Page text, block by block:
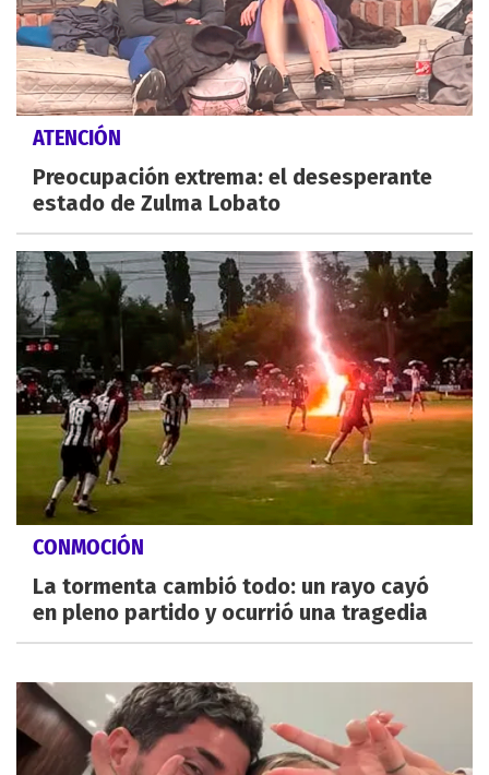
ATENCIÓN
Preocupación extrema: el desesperante
estado de Zulma Lobato
CONMOCIÓN
La tormenta cambió todo: un rayo cayó
en pleno partido y ocurrió una tragedia